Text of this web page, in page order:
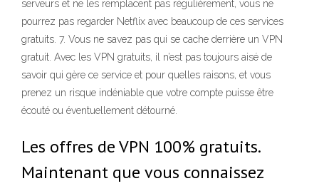
serveurs et ne les remplacent pas régulièrement, vous ne
pourrez pas regarder Netflix avec beaucoup de ces services
gratuits. 7. Vous ne savez pas qui se cache derrière un VPN
gratuit. Avec les VPN gratuits, il n’est pas toujours aisé de
savoir qui gère ce service et pour quelles raisons, et vous
prenez un risque indéniable que votre compte puisse être
écouté ou éventuellement détourné.
Les offres de VPN 100% gratuits.
Maintenant que vous connaissez